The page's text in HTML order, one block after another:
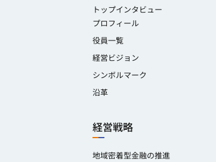
トップインタビュー
プロフィール
役員一覧
経営ビジョン
シンボルマーク
沿革
経営戦略
地域密着型金融の推進